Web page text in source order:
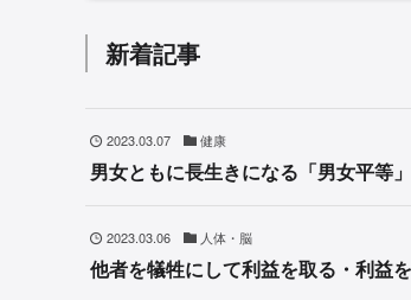
新着記事
2023.03.07 健康
男女ともに長生きになる「男女平等」
2023.03.06 人体・脳
他者を犠牲にして利益を取る・利益